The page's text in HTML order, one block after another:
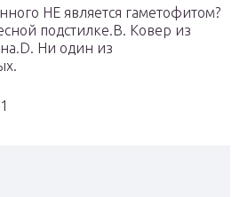
НЕ является гаметофитом?
подстилке.B. Ковер из
Ни один из